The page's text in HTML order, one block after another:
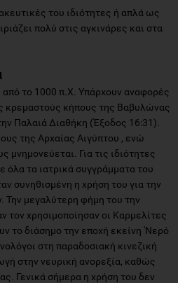
του ιδιότητες ή απλά ως
πολύ στις αγκινάρες και στα
από το 1000 π.Χ. Υπάρχουν αναφορές
κρεμαστούς κήπους της Βαβυλώνας
Παλαιά Διαθήκη (Έξοδος 16:31).
της Αρχαίας Αιγύπτου , ενώ
μνημονεύεται. Για τις ιδιότητες
όλα τα ιατρικά συγγράμματα του
συνηθισμένη η χρήση του για την
μεγαλύτερη φήμη του την
τον χρησιμοποίησαν οι Καρμελίτες
το διάσημο την εποχή εκείνη 'Νερό
στη παραδοσιακή κινεζική
στην νευρική ανορεξία, καθώς
Γενικά σήμερα η χρήση του δεν